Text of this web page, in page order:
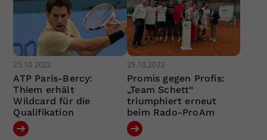
25.10.2022
ATP Paris-Bercy:
Thiem erhält
Wildcard für die
Qualifikation
25.10.2022
Promis gegen Profis:
„Team Schett“
triumphiert erneut
beim Rado-ProAm